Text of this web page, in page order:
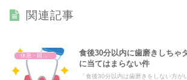
関連記事
休息・回復・不調対策
食後30分以内に歯磨きしちゃ
に当てはまらない件
「食後30分以内は歯磨きをしない方が